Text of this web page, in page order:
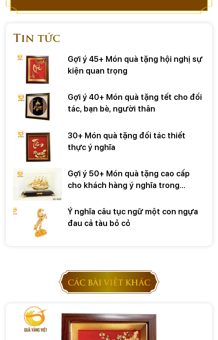
Tin tức
Gợi ý 45+ Món quà tặng hội nghị sự
kiện quan trọng
Gợi ý 40+ Món quà tặng tết cho đối
tác, bạn bè, người thân
30+ Món quà tặng đối tác thiết
thực ý nghĩa
Gợi ý 50+ Món quà tặng cao cấp
cho khách hàng ý nghĩa trong
Ý nghĩa câu tục ngữ một con ngựa
đau cả tàu bỏ cỏ
CÁC BÀI VIẾT KHÁC